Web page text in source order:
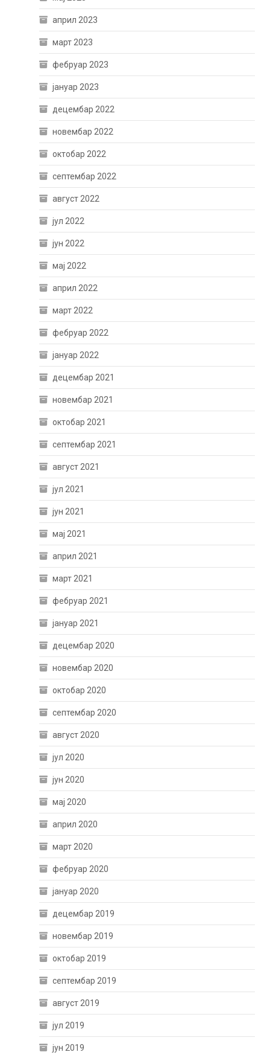
април 2023
март 2023
фебруар 2023
јануар 2023
децембар 2022
новембар 2022
октобар 2022
септембар 2022
август 2022
јул 2022
јун 2022
мај 2022
април 2022
март 2022
фебруар 2022
јануар 2022
децембар 2021
новембар 2021
октобар 2021
септембар 2021
август 2021
јул 2021
јун 2021
мај 2021
април 2021
март 2021
фебруар 2021
јануар 2021
децембар 2020
новембар 2020
октобар 2020
септембар 2020
август 2020
јул 2020
јун 2020
мај 2020
април 2020
март 2020
фебруар 2020
јануар 2020
децембар 2019
новембар 2019
октобар 2019
септембар 2019
август 2019
јул 2019
јун 2019